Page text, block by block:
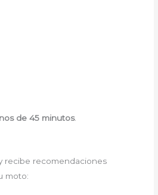
de 45 minutos.
recibe recomendaciones
moto: